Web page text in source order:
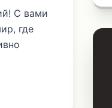
С вами
где